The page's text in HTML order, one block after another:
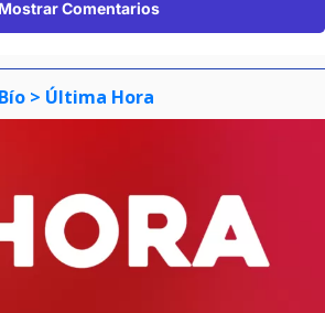
Mostrar Comentarios
> Última Hora